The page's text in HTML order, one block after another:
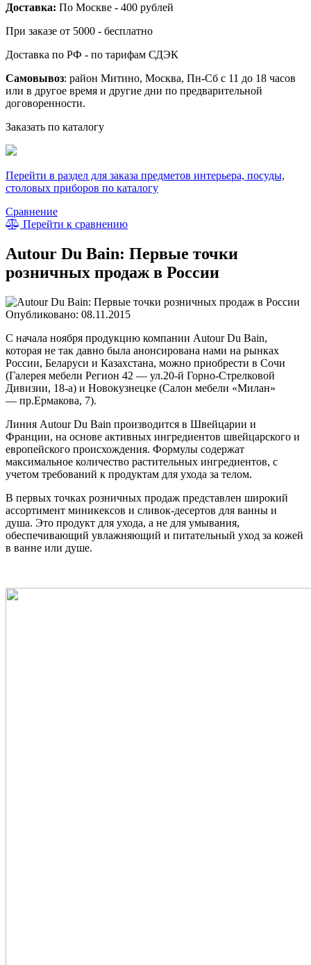
Доставка: По Москве - 400 рублей
При заказе от 5000 - бесплатно
Доставка по РФ - по тарифам СДЭК
Самовывоз: район Митино, Москва, Пн-Сб с 11 до 18 часов
или в другое время и другие дни по предварительной
договоренности.
Заказать по каталогу
Перейти в раздел для заказа предметов интерьера, посуды,
столовых приборов по каталогу
Сравнение
Перейти к сравнению
Autour Du Bain: Первые точки
розничных продаж в России
Опубликовано: 08.11.2015
С начала ноября продукцию компании Autour Du Bain,
которая не так давно была анонсирована нами на рынках
России, Беларуси и Казахстана, можно приобрести в Сочи
(Галерея мебели Регион 42 — ул.20-й Горно-Стрелковой
Дивизии, 18-а) и Новокузнецке (Салон мебели «Милан»
— пр.Ермакова, 7).
Линия Autour Du Bain производится в Швейцарии и
Франции, на основе активных ингредиентов швейцарского и
европейского происхождения. Формулы содержат
максимальное количество растительных ингредиентов, с
учетом требований к продуктам для ухода за телом.
В первых точках розничных продаж представлен широкий
ассортимент миникексов и сливок-десертов для ванны и
душа. Это продукт для ухода, а не для умывания,
обеспечивающий увлажняющий и питательный уход за кожей
в ванне или душе.